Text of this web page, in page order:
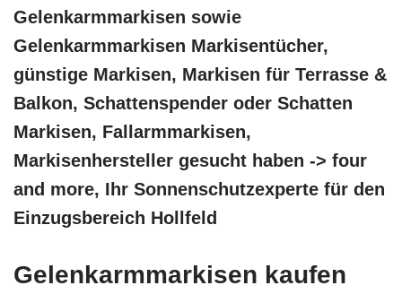
Gelenkarmmarkisen sowie
Gelenkarmmarkisen Markisentücher,
günstige Markisen, Markisen für Terrasse &
Balkon, Schattenspender oder Schatten
Markisen, Fallarmmarkisen,
Markisenhersteller gesucht haben -> four
and more, Ihr Sonnenschutzexperte für den
Einzugsbereich Hollfeld
Gelenkarmmarkisen kaufen